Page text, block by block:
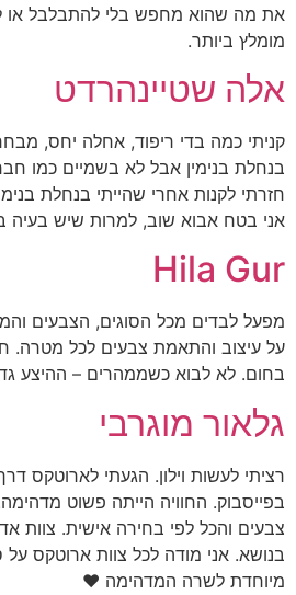
את מה שהוא מחפש בלי להתבלבל או
מומלץ ביותר.
אלה שטיינהרדט
קניתי כמה בדי ריפוד, אחלה יחס, מבחר
בנחלת בנימין אבל לא בשמיים כמו
חזרתי לקנות אחרי שהייתי בנחלת
אני בטח אבוא שוב, למרות שיש בעיה
Hila Gur
מפעל לבדים מכל הסוגים, הצבעים
על עיצוב והתאמת צבעים לכל מטרה.
בחום. לא לבוא כשממהרים – ההיצע
גלאור מוגרבי
רציתי לעשות וילון. הגעתי לארוטקס
בפייסבוק. החוויה הייתה פשוט
צבעים והכל לפי בחירה אישית. צוות
בנושא. אני מודה לכל צוות ארוטקס
מיוחדת לשרה המדהימה ❤️